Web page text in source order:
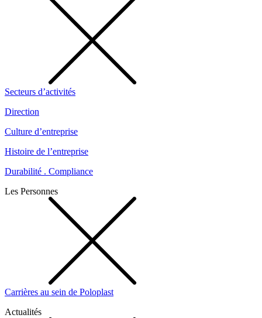
Secteurs d’activités
Direction
Culture d’entreprise
Histoire de l’entreprise
Durabilité . Compliance
Les Personnes
Carrières au sein de Poloplast
Actualités